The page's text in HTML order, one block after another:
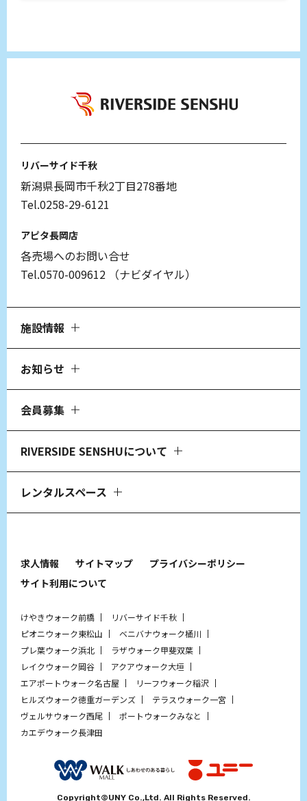
リバーサイド千秋
新潟県長岡市千秋2丁目278番地
Tel.0258-29-6121
アピタ長岡店
各売場へのお問い合せ
Tel.0570-009612 （ナビダイヤル）
施設情報
お知らせ
会員募集
RIVERSIDE SENSHUについて
レンタルスペース
求人情報 サイトマップ
プライバシーポリシー
サイト利用について
けやきウォーク前橋
リバーサイド千秋
ピオニウォーク東松山
ベニバナウォーク桶川
プレ葉ウォーク浜北
ラザウォーク甲斐双葉
レイクウォーク岡谷
アクアウォーク大垣
エアポートウォーク名古屋
リーフウォーク稲沢
ヒルズウォーク徳重ガーデンズ
テラスウォーク一宮
ヴェルサウォーク西尾
ポートウォークみなと
カエデウォーク長津田
Copyright©UNY Co.,Ltd. All Rights Reserved.